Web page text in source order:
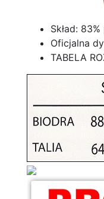
Skład:
Oficjalna
TABELA